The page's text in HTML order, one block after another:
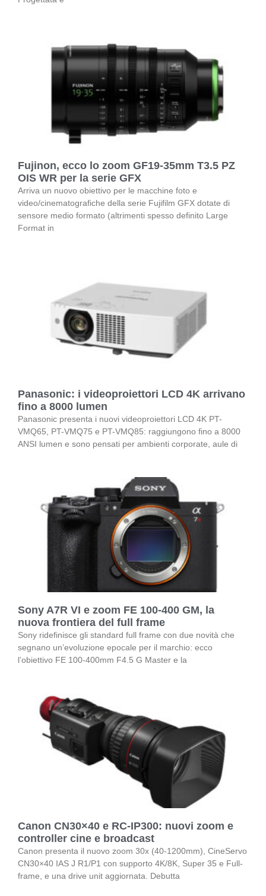
Fujinon, ecco lo zoom GF19-35mm T3.5 PZ
OIS WR per la serie GFX
Arriva un nuovo obiettivo per le macchine foto e
video/cinematografiche della serie Fujifilm GFX dotate di
sensore medio formato (altrimenti spesso definito Large
Format in
Panasonic: i videoproiettori LCD 4K arrivano
fino a 8000 lumen
Panasonic presenta i nuovi videoproiettori LCD 4K PT-
VMQ65, PT-VMQ75 e PT-VMQ85: raggiungono fino a 8000
ANSI lumen e sono pensati per ambienti corporate, aule di
Sony A7R VI e zoom FE 100-400 GM, la
nuova frontiera del full frame
Sony ridefinisce gli standard full frame con due novità che
segnano un’evoluzione epocale per il marchio: ecco
l’obiettivo FE 100-400mm F4.5 G Master e la
Canon CN30×40 e RC-IP300: nuovi zoom e
controller cine e broadcast
Canon presenta il nuovo zoom 30x (40-1200mm), CineServo
CN30×40 IAS J R1/P1 con supporto 4K/8K, Super 35 e Full-
frame, e una drive unit aggiornata. Debutta